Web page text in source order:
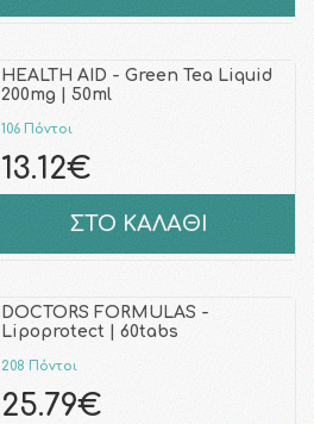
HEALTH AID - Green Tea Liquid
200mg | 50ml
106 Πόντοι
13.12€
ΣΤΟ ΚΑΛΑΘΙ
DOCTORS FORMULAS -
Lipoprotect | 60tabs
208 Πόντοι
25.79€